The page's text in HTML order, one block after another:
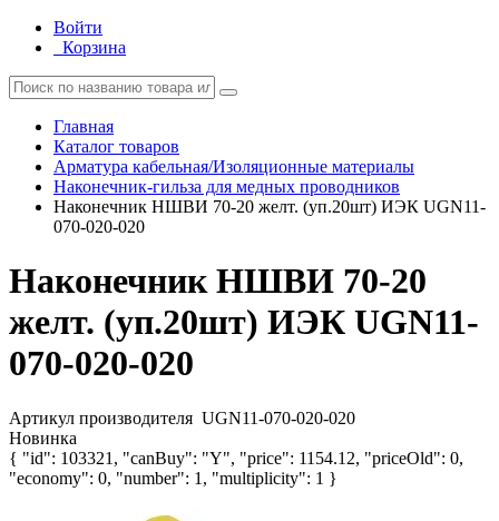
Войти
Корзина
Главная
Каталог товаров
Арматура кабельная/Изоляционные материалы
Наконечник-гильза для медных проводников
Наконечник НШВИ 70-20 желт. (уп.20шт) ИЭК UGN11-
070-020-020
Наконечник НШВИ 70-20
желт. (уп.20шт) ИЭК UGN11-
070-020-020
Артикул производителя UGN11-070-020-020
Новинка
{ "id": 103321, "canBuy": "Y", "price": 1154.12, "priceOld": 0,
"economy": 0, "number": 1, "multiplicity": 1 }